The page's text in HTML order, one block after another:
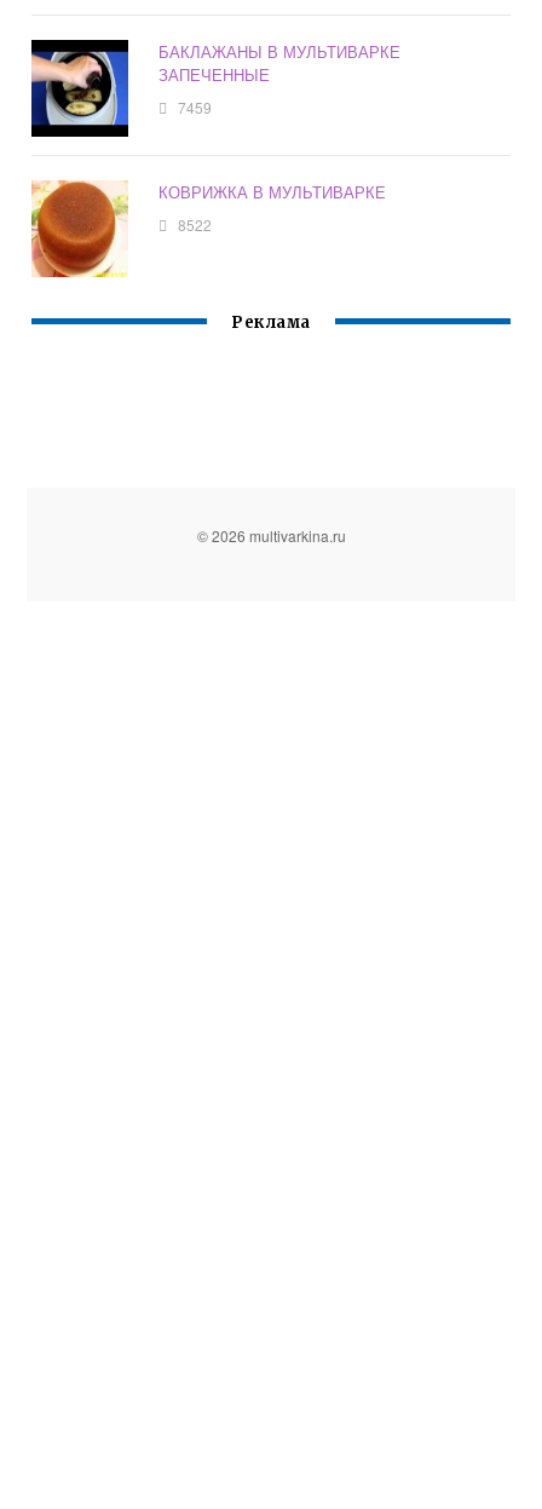
БАКЛАЖАНЫ В МУЛЬТИВАРКЕ
ЗАПЕЧЕННЫЕ
7459
КОВРИЖКА В МУЛЬТИВАРКЕ
8522
Реклама
© 2026 multivarkina.ru